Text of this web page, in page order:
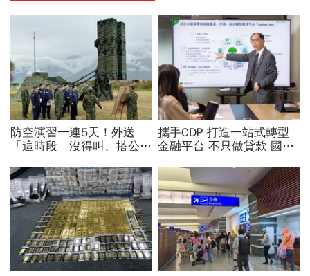
防空演習一連5天！外送
「這時段」沒得叫、搭公車
制方式、斷網時間…違者罰
15萬
攜手CDP 打造一站式轉型
金融平台 不只做貸款 國泰